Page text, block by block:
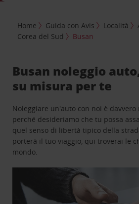
Home Guida con Avis Località
Corea del Sud
Busan
Busan noleggio
su misura per te
Noleggiare un'auto con noi è davvero
perché desideriamo che tu possa
quel senso di libertà tipico della
porterà il tuo viaggio, qui troverai le
mondo.